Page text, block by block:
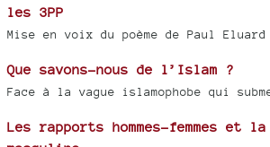
les 3PP
Mise en voix du poème de Paul Eluard
Que savons-nous de l’Islam ?
Face à la vague islamophobe qui
Les rapports hommes-femmes et